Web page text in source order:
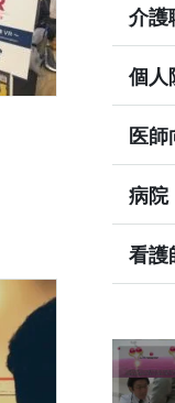
介護
個人
医師
病院
看護